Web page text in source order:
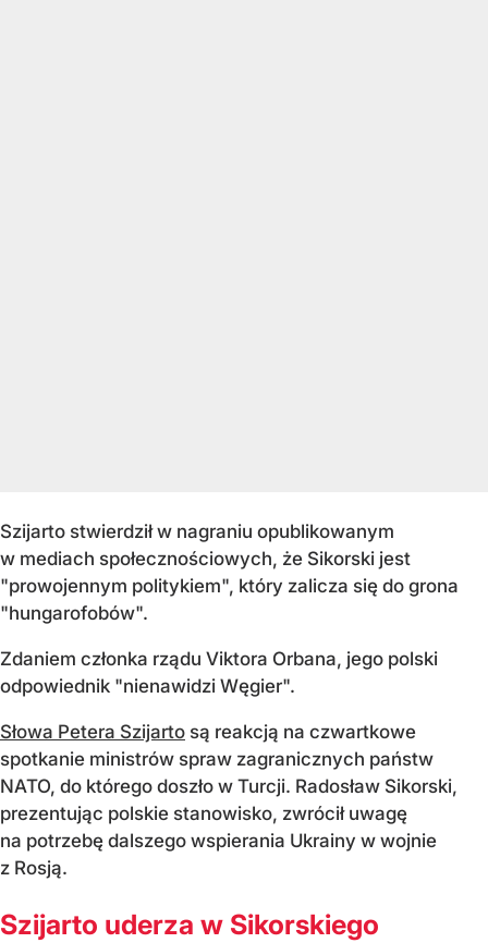
Szijarto stwierdził w nagraniu opublikowanym
w mediach społecznościowych, że Sikorski jest
"prowojennym politykiem", który zalicza się do grona
"hungarofobów".
Zdaniem członka rządu Viktora Orbana, jego polski
odpowiednik "nienawidzi Węgier".
Słowa Petera Szijarto są reakcją na czwartkowe
spotkanie ministrów spraw zagranicznych państw
NATO, do którego doszło w Turcji. Radosław Sikorski,
prezentując polskie stanowisko, zwrócił uwagę
na potrzebę dalszego wspierania Ukrainy w wojnie
z Rosją.
Szijarto uderza w Sikorskiego